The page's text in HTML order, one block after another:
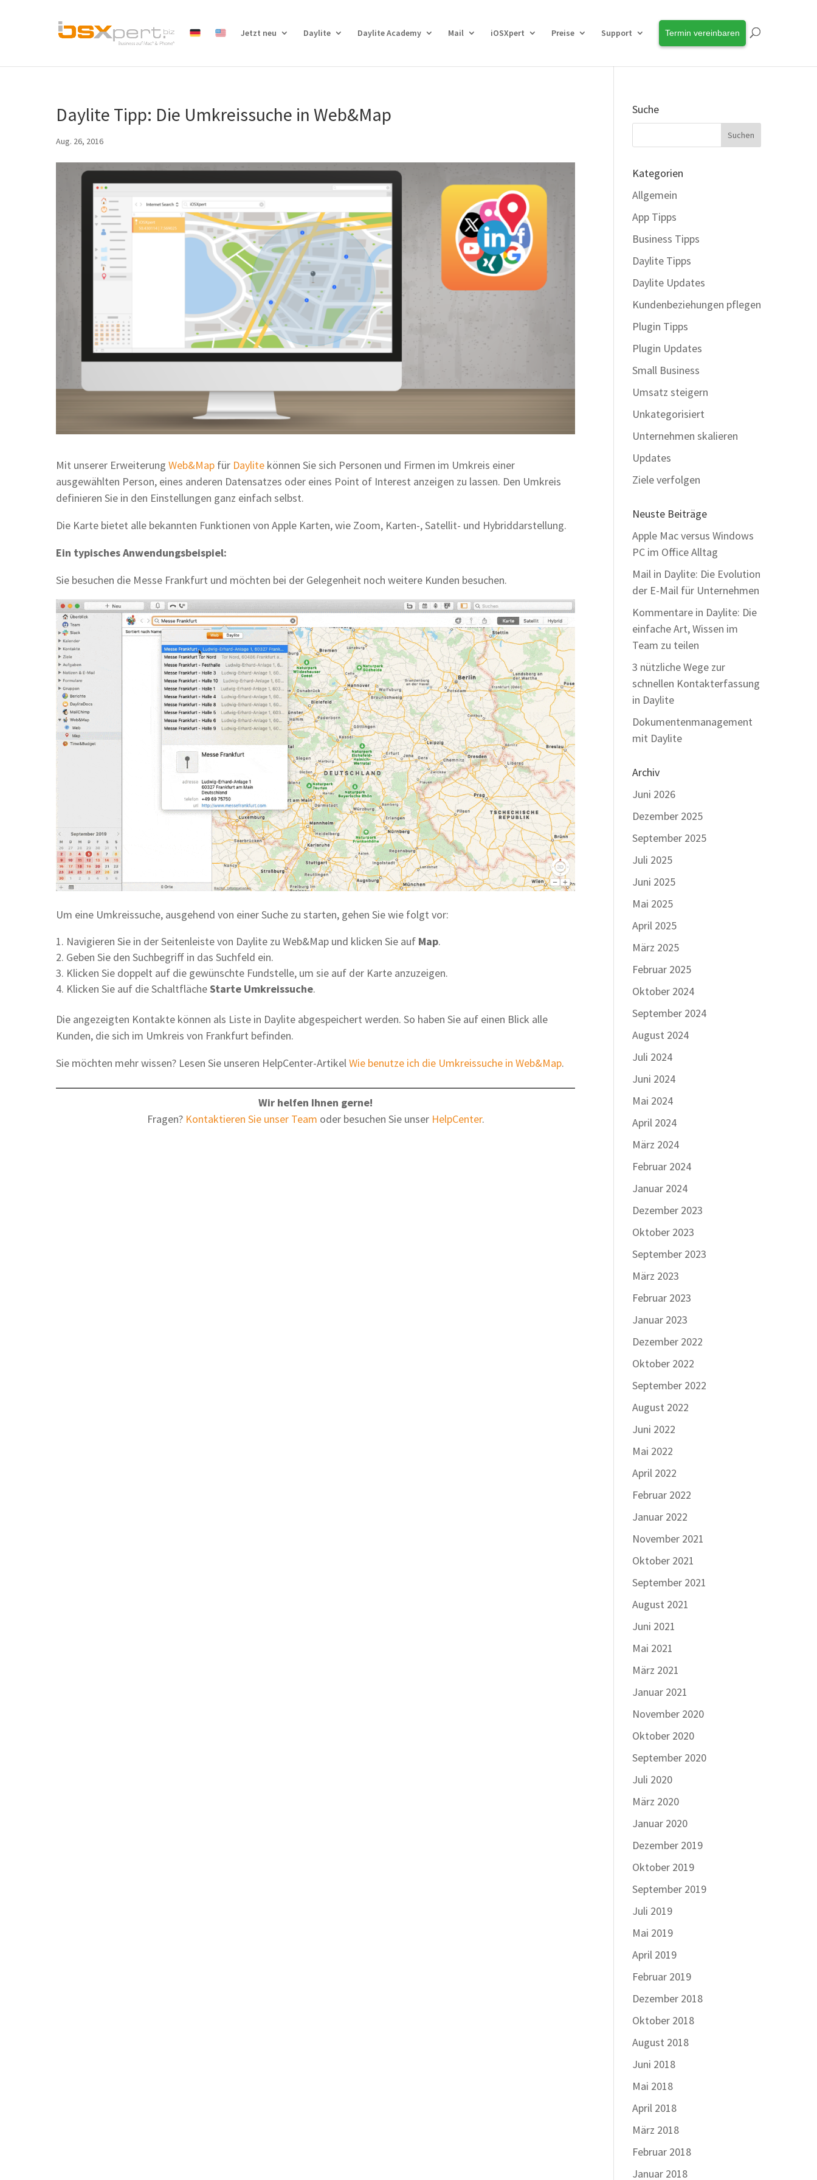
Jetzt neu Daylite Daylite Academy Mail iOSXpert Preise Support Termin vereinbaren
Daylite Tipp: Die Umkreissuche in Web&Map
Aug. 26, 2016
Mit unserer Erweiterung Web&Map für Daylite können Sie sich Personen und Firmen im Umkreis einer
ausgewählten Person, eines anderen Datensatzes oder eines Point of Interest anzeigen zu lassen. Den Umkreis
definieren Sie in den Einstellungen ganz einfach selbst.
Die Karte bietet alle bekannten Funktionen von Apple Karten, wie Zoom, Karten-, Satellit- und Hybriddarstellung.
Ein typisches Anwendungsbeispiel:
Sie besuchen die Messe Frankfurt und möchten bei der Gelegenheit noch weitere Kunden besuchen.
Um eine Umkreissuche, ausgehend von einer Suche zu starten, gehen Sie wie folgt vor:
Navigieren Sie in der Seitenleiste von Daylite zu Web&Map und klicken Sie auf Map.
Geben Sie den Suchbegriff in das Suchfeld ein.
Klicken Sie doppelt auf die gewünschte Fundstelle, um sie auf der Karte anzuzeigen.
Klicken Sie auf die SchaltflächeStarte Umkreissuche.
Die angezeigten Kontakte können als Liste in Daylite abgespeichert werden. So haben Sie auf einen Blick alle
Kunden, die sich im Umkreis von Frankfurt befinden.
Sie möchten mehr wissen? Lesen Sie unseren HelpCenter-ArtikelWie benutze ich die Umkreissuche in Web&Map.
Wir helfen Ihnen gerne!
Fragen? Kontaktieren Sie unser Team oder besuchen Sie unser HelpCenter.
Suche
Kategorien
Allgemein
App Tipps
Business Tipps
Daylite Tipps
Daylite Updates
Kundenbeziehungen pflegen
Plugin Tipps
Plugin Updates
Small Business
Umsatz steigern
Unkategorisiert
Unternehmen skalieren
Updates
Ziele verfolgen
Neuste Beiträge
Apple Mac versus Windows
PC im Office Alltag
Mail in Daylite: Die Evolution
der E-Mail für Unternehmen
Kommentare in Daylite: Die
einfache Art, Wissen im
Team zu teilen
3 nützliche Wege zur
schnellen Kontakterfassung
in Daylite
Dokumentenmanagement
mit Daylite
Archiv
Juni 2026
Dezember 2025
September 2025
Juli 2025
Juni 2025
Mai 2025
April 2025
März 2025
Februar 2025
Oktober 2024
September 2024
August 2024
Juli 2024
Juni 2024
Mai 2024
April 2024
März 2024
Februar 2024
Januar 2024
Dezember 2023
Oktober 2023
September 2023
März 2023
Februar 2023
Januar 2023
Dezember 2022
Oktober 2022
September 2022
August 2022
Juni 2022
Mai 2022
April 2022
Februar 2022
Januar 2022
November 2021
Oktober 2021
September 2021
August 2021
Juni 2021
Mai 2021
März 2021
Januar 2021
November 2020
Oktober 2020
September 2020
Juli 2020
März 2020
Januar 2020
Dezember 2019
Oktober 2019
September 2019
Juli 2019
Mai 2019
April 2019
Februar 2019
Dezember 2018
Oktober 2018
August 2018
Juni 2018
Mai 2018
April 2018
März 2018
Februar 2018
Januar 2018